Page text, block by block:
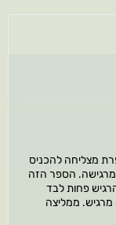
מצליחה להכניס
הספר הזה
פחות לבד
מרגיש. ממליצה